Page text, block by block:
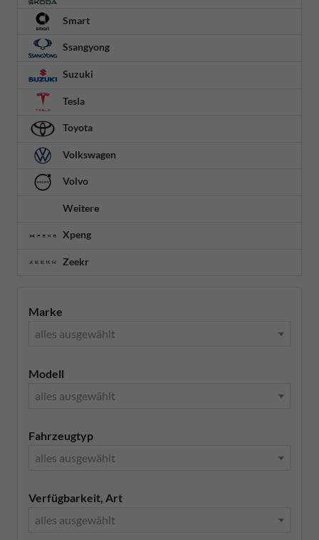
Smart
Ssangyong
Suzuki
Tesla
Toyota
Volkswagen
Volvo
Weitere
Xpeng
Zeekr
Marke
alles ausgewählt
Modell
alles ausgewählt
Fahrzeugtyp
alles ausgewählt
Verfügbarkeit, Art
alles ausgewählt